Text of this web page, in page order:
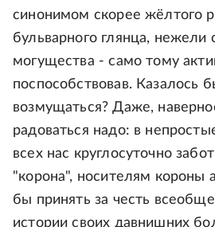
синонимом скорее жёлтого
бульварного глянца, нежели
могущества - само тому
поспособствовав. Казалось
возмущаться? Даже,
радоваться надо: в
всех нас круглосуточно
"корона", носителям короны
бы принять за честь
истории своих давнишних